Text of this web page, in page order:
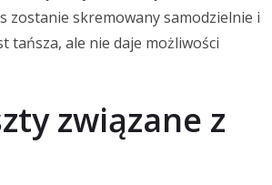
zostanie skremowany samodzielnie i
tańsza, ale nie daje możliwości
związane z